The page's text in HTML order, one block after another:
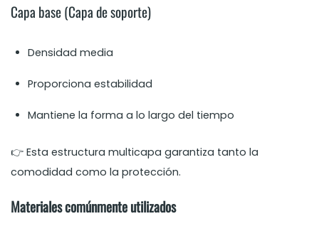
Capa base (Capa de soporte)
Densidad media
Proporciona estabilidad
Mantiene la forma a lo largo del tiempo
👉 Esta estructura multicapa garantiza tanto la
comodidad como la protección.
Materiales comúnmente utilizados